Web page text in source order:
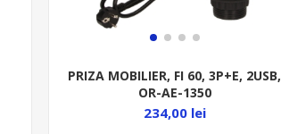
PRIZA MOBILIER, FI 60, 3P+E, 2USB,
OR-AE-1350
234,00 lei